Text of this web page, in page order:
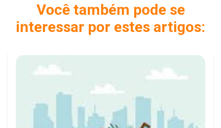
Você também pode se
interessar por estes artigos: